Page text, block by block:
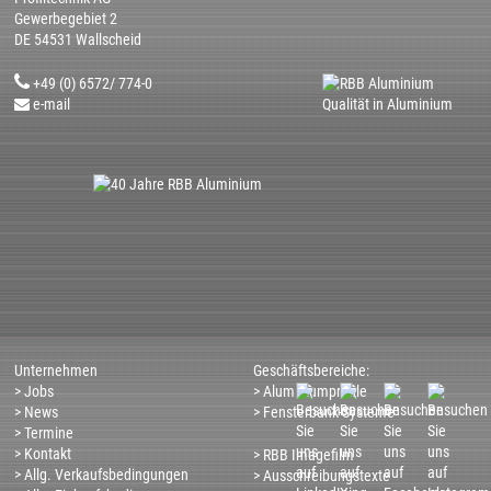
Gewerbegebiet 2
DE 54531 Wallscheid
+49 (0) 6572/ 774-0
e-mail
Unternehmen
> Jobs
> News
> Termine
> Kontakt
> Allg. Verkaufsbedingungen
Geschäftsbereiche:
> Aluminiumprofile
> Fensterbank-Systeme
> RBB Imagefilm
> Ausschreibungstexte